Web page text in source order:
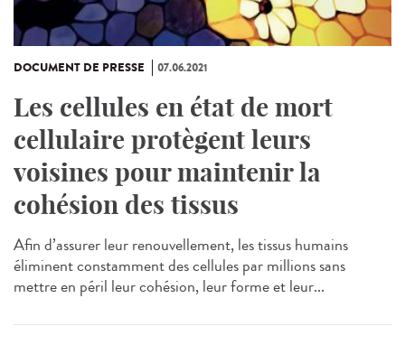
DOCUMENT DE PRESSE 07.06.2021
Les cellules en état de mort
cellulaire protègent leurs
voisines pour maintenir la
cohésion des tissus
Afin d’assurer leur renouvellement, les tissus humains
éliminent constamment des cellules par millions sans
mettre en péril leur cohésion, leur forme et leur...